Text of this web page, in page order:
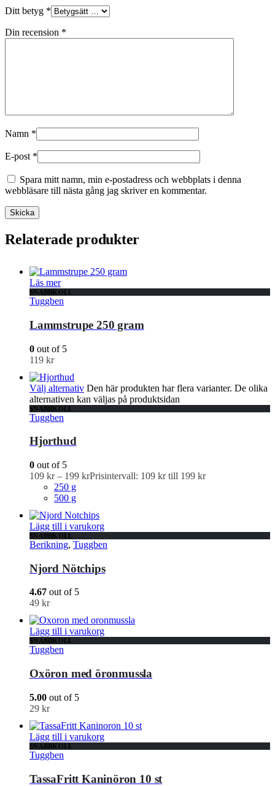
Ditt betyg *
Din recension *
Namn *
E-post *
Spara mitt namn, min e-postadress och webbplats i denna
webbläsare till nästa gång jag skriver en kommentar.
Relaterade produkter
Läs mer
SNABBKOLL
Tuggben
Lammstrupe 250 gram
0 out of 5
119 kr
Välj alternativ Den här produkten har flera varianter. De olika
alternativen kan väljas på produktsidan
SNABBKOLL
Tuggben
Hjorthud
0 out of 5
109 kr – 199 krPrisintervall: 109 kr till 199 kr
250 g
500 g
Lägg till i varukorg
SNABBKOLL
Berikning, Tuggben
Njord Nötchips
4.67 out of 5
49 kr
Lägg till i varukorg
SNABBKOLL
Tuggben
Oxöron med öronmussla
5.00 out of 5
29 kr
Lägg till i varukorg
SNABBKOLL
Tuggben
TassaFritt Kaninöron 10 st